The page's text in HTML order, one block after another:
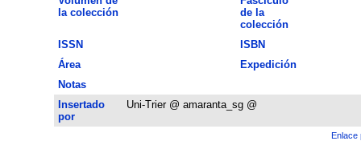
la colección
de la
colección
ISSN
ISBN
Área
Expedición
Notas
Insertado
por
Uni-Trier @ amaranta_sg @
Enlace